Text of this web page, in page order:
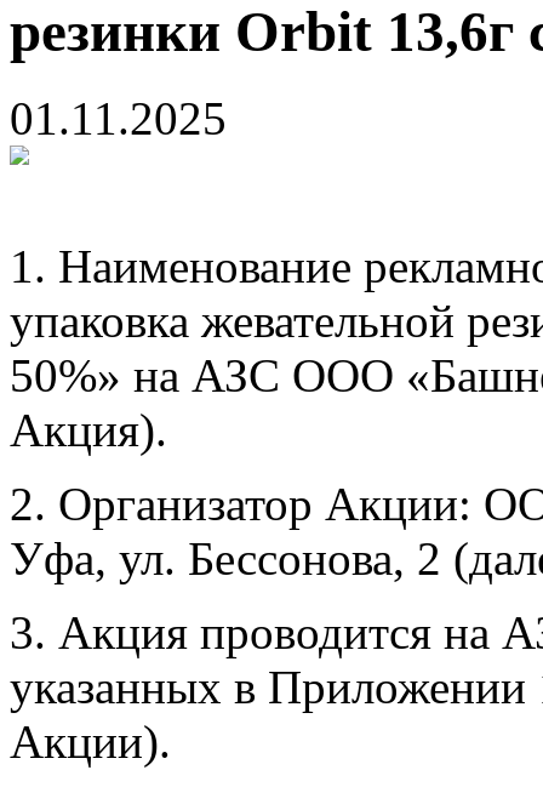
резинки Orbit 13,6г
01.11.2025
1. Наименование
упаковка жевательной
50%» на АЗС ООО
Акция).
2. Организатор Акции:
Уфа, ул. Бессонова, 2
3. Акция проводится на
указанных в
Акции).